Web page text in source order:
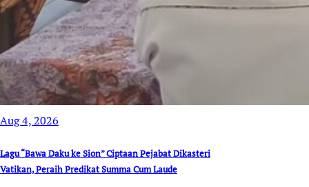
Aug 4, 2026
Lagu “Bawa Daku ke Sion” Ciptaan Pejabat Dikasteri
Vatikan, Peraih Predikat Summa Cum Laude